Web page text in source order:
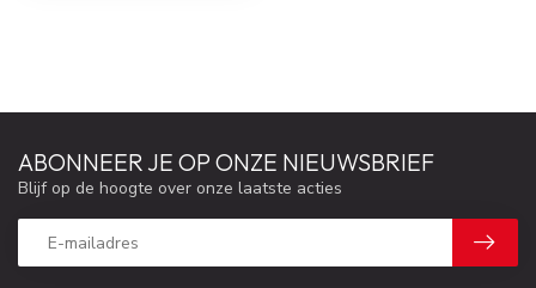
ABONNEER JE OP ONZE NIEUWSBRIEF
Blijf op de hoogte over onze laatste acties